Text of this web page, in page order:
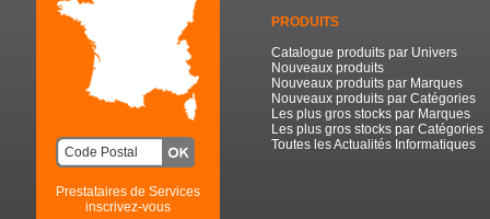
Prestataires de Services
inscrivez-vous
PRODUITS
Catalogue produits par Univers
Nouveaux produits
Nouveaux produits par Marques
Nouveaux produits par Catégories
Les plus gros stocks par Marques
Les plus gros stocks par Catégories
Toutes les Actualités Informatiques